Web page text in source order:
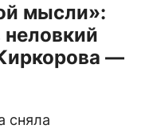
мысли»:
неловкий
—
сняла